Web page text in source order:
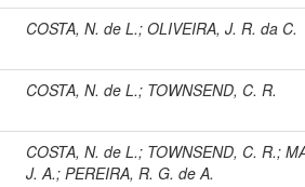
COSTA, N. de L.;OLIVEIRA, J. R. da C.
COSTA, N. de L.; TOWNSEND, C. R.
COSTA, N. de L.; TOWNSEND, C. R.;
J. A.;PEREIRA, R. G. de A.